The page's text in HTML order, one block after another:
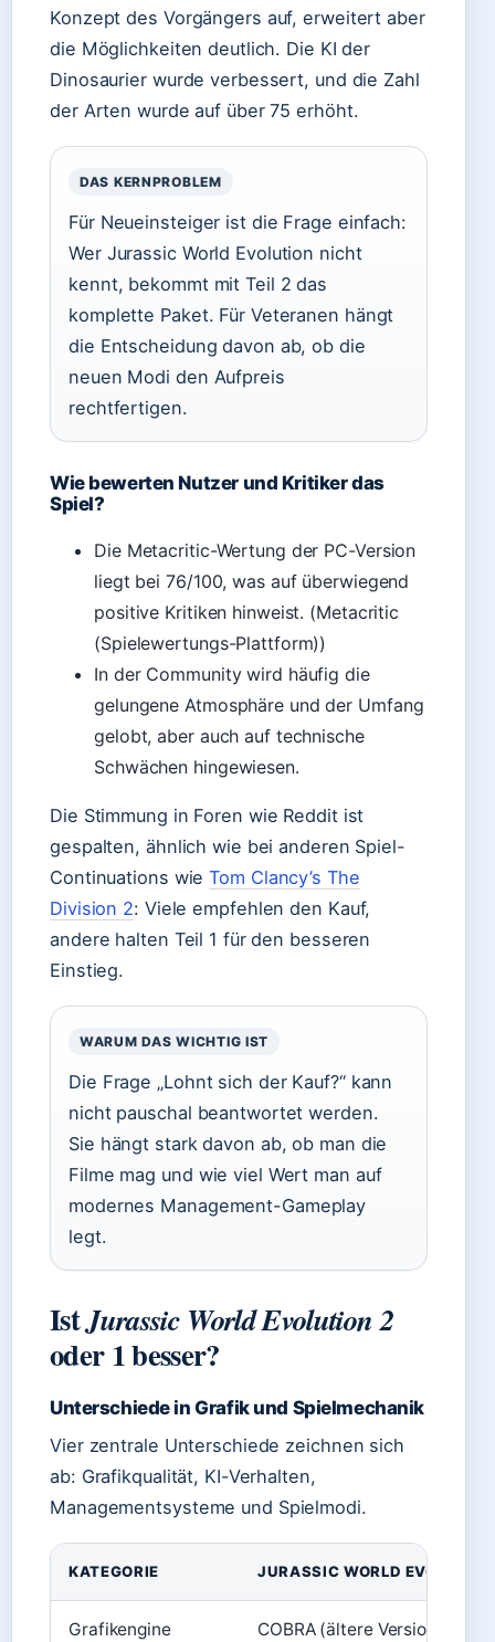
Konzept des Vorgängers auf, erweitert aber
die Möglichkeiten deutlich. Die KI der
Dinosaurier wurde verbessert, und die Zahl
der Arten wurde auf über 75 erhöht.
DAS KERNPROBLEM
Für Neueinsteiger ist die Frage einfach:
Wer Jurassic World Evolution nicht
kennt, bekommt mit Teil 2 das
komplette Paket. Für Veteranen hängt
die Entscheidung davon ab, ob die
neuen Modi den Aufpreis
rechtfertigen.
Wie bewerten Nutzer und Kritiker das
Spiel?
Die Metacritic-Wertung der PC-Version
liegt bei 76/100, was auf überwiegend
positive Kritiken hinweist. (Metacritic
(Spielewertungs-Plattform))
In der Community wird häufig die
gelungene Atmosphäre und der Umfang
gelobt, aber auch auf technische
Schwächen hingewiesen.
Die Stimmung in Foren wie Reddit ist
gespalten, ähnlich wie bei anderen Spiel-
Continuations wieTom Clancy’s The
Division 2: Viele empfehlen den Kauf,
andere halten Teil 1 für den besseren
Einstieg.
WARUM DAS WICHTIG IST
Die Frage „Lohnt sich der Kauf?“ kann
nicht pauschal beantwortet werden.
Sie hängt stark davon ab, ob man die
Filme mag und wie viel Wert man auf
modernes Management-Gameplay
legt.
IstJurassic World Evolution 2
oder 1 besser?
Unterschiede in Grafik und Spielmechanik
Vier zentrale Unterschiede zeichnen sich
ab: Grafikqualität, KI-Verhalten,
Managementsysteme und Spielmodi.
KATEGORIE JURASSIC WORLD
Grafikengine COBRA (ältere Version)